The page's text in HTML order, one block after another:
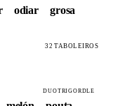
odiar
grosa
32 TABOLEIROS
DUOTRIGORDLE